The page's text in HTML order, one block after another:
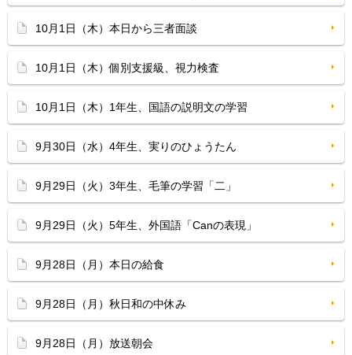
10月1日（木）本日から三者面談
10月1日（木）個別支援級、視力検査
10月1日（木）1年生、国語の説明文の学習
9月30日（水）4年生、実りのひょうたん
9月29日（火）3年生、毛筆の学習「二」
9月29日（火）5年生、外国語「Canの表現」
9月28日（月）本日の給食
9月28日（月）秋日和の中休み
9月28日（月）放送朝会